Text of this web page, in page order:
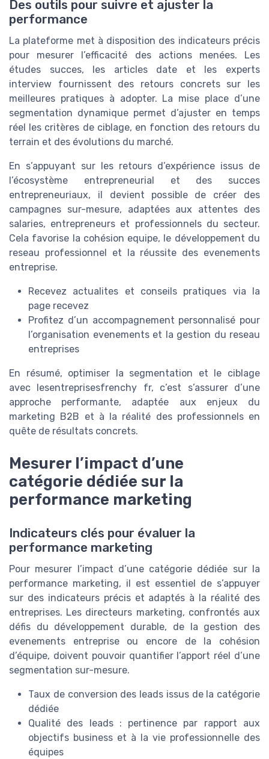
Des outils pour suivre et ajuster la
performance
La plateforme met à disposition des indicateurs précis
pour mesurer l’efficacité des actions menées. Les
études succes, les articles date et les experts
interview fournissent des retours concrets sur les
meilleures pratiques à adopter. La mise place d’une
segmentation dynamique permet d’ajuster en temps
réel les critères de ciblage, en fonction des retours du
terrain et des évolutions du marché.
En s’appuyant sur les retours d’expérience issus de
l’écosystème entrepreneurial et des succes
entrepreneuriaux, il devient possible de créer des
campagnes sur-mesure, adaptées aux attentes des
salaries, entrepreneurs et professionnels du secteur.
Cela favorise la cohésion equipe, le développement du
reseau professionnel et la réussite des evenements
entreprise.
Recevez actualites et conseils pratiques via la
page recevez
Profitez d’un accompagnement personnalisé pour
l’organisation evenements et la gestion du reseau
entreprises
En résumé, optimiser la segmentation et le ciblage
avec lesentreprisesfrenchy fr, c’est s’assurer d’une
approche performante, adaptée aux enjeux du
marketing B2B et à la réalité des professionnels en
quête de résultats concrets.
Mesurer l’impact d’une
catégorie dédiée sur la
performance marketing
Indicateurs clés pour évaluer la
performance marketing
Pour mesurer l’impact d’une catégorie dédiée sur la
performance marketing, il est essentiel de s’appuyer
sur des indicateurs précis et adaptés à la réalité des
entreprises. Les directeurs marketing, confrontés aux
défis du développement durable, de la gestion des
evenements entreprise ou encore de la cohésion
d’équipe, doivent pouvoir quantifier l’apport réel d’une
segmentation sur-mesure.
Taux de conversion des leads issus de la catégorie
dédiée
Qualité des leads : pertinence par rapport aux
objectifs business et à la vie professionnelle des
équipes